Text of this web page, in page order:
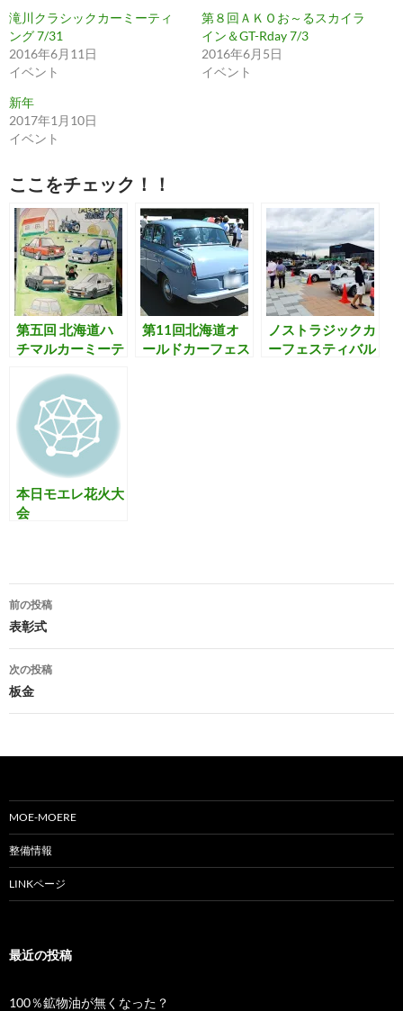
i
t
t
e
r
で
共
新
し
い
ウ
ン
ド
ウ
で
開
き
ま
す
)
で
共
す
る
ッ
ク
さ
い
(
新
し
い
ウ
ィ
ン
ド
ウ
で
開
き
ま
す
滝川クラシックカーミーティ
ング 7/31
2016年6月11日
イベント
第８回ＡＫＯお～るスカイラ
イン＆GT-Rday 7/3
2016年6月5日
イベント
新年
2017年1月10日
イベント
ここをチェック！！
第五回 北海道ハ
チマルカーミーテ
第11回北海道オ
ールドカーフェス
ノストラジックカ
ーフェスティバル
本日モエレ花火大
会
投
稿
ナ
ビ
ゲ
ー
ョ
ン
前の投稿
表彰式
次の投稿
板金
MOE-MOERE
整備情報
LINKページ
最近の投稿
100％鉱物油が無くなった？